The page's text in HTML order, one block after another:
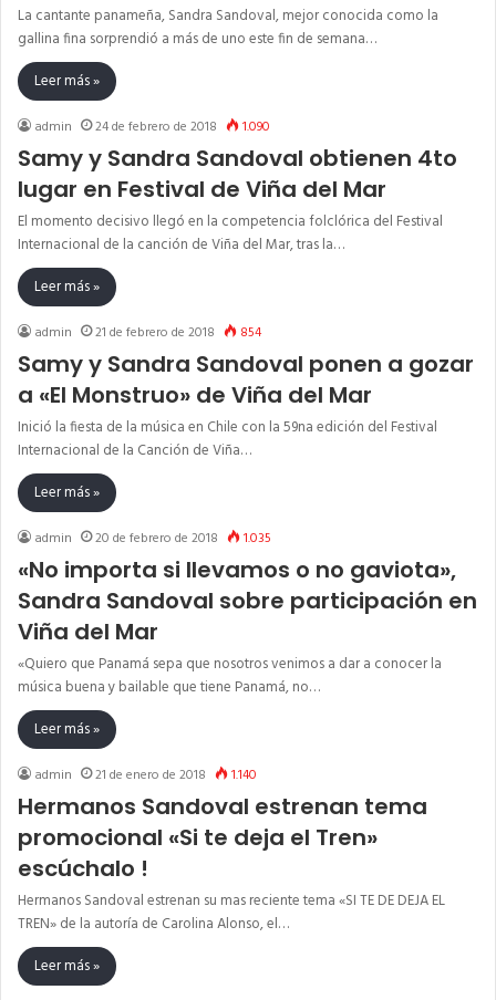
La cantante panameña, Sandra Sandoval, mejor conocida como la
gallina fina sorprendió a más de uno este fin de semana…
Leer más »
admin 24 de febrero de 2018 1.090
Samy y Sandra Sandoval obtienen 4to
lugar en Festival de Viña del Mar
El momento decisivo llegó en la competencia folclórica del Festival
Internacional de la canción de Viña del Mar, tras la…
Leer más »
admin 21 de febrero de 2018 854
Samy y Sandra Sandoval ponen a gozar
a «El Monstruo» de Viña del Mar
Inició la fiesta de la música en Chile con la 59na edición del Festival
Internacional de la Canción de Viña…
Leer más »
admin 20 de febrero de 2018 1.035
«No importa si llevamos o no gaviota»,
Sandra Sandoval sobre participación en
Viña del Mar
«Quiero que Panamá sepa que nosotros venimos a dar a conocer la
música buena y bailable que tiene Panamá, no…
Leer más »
admin 21 de enero de 2018 1.140
Hermanos Sandoval estrenan tema
promocional «Si te deja el Tren»
escúchalo !
Hermanos Sandoval estrenan su mas reciente tema «SI TE DE DEJA EL
TREN» de la autoría de Carolina Alonso, el…
Leer más »